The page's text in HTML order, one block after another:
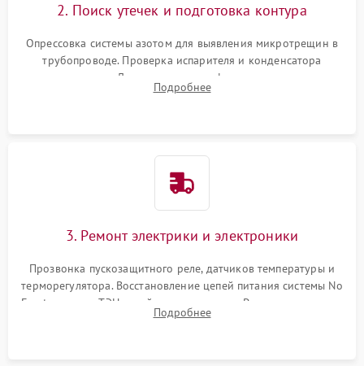
2. Поиск утечек и подготовка контура
Опрессовка системы азотом для выявления микротрещин в
трубопроводе. Проверка испарителя и конденсатора
течеискателем. Демонтаж старого фильтра-осушителя и
продувка капиллярной трубки для устранения засоров.
Подробнее
3. Ремонт электрики и электроники
Прозвонка пускозащитного реле, датчиков температуры и
терморегулятора. Восстановление цепей питания системы No
Frost, включая ТЭН оттайки и вентилятор. Ремонт или замена
платы управления при сбоях алгоритмов.
Подробнее